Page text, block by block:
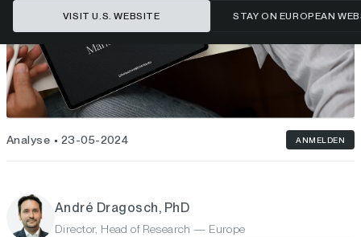
Analyse 23-05-2024 ANMELDEN
André Dragosch, PhD
Director, Head of Research — Europe
VISIT U.S. WEBSITE STAY ON EUROPEAN